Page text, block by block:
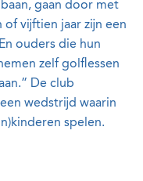
gaan door met
vijftien jaar zijn een
ouders die hun
zelf golflessen
De club
wedstrijd waarin
spelen.